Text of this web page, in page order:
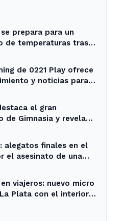
prepara para un
de temperaturas tras
de 0221 Play ofrece
y noticias para
el gran
de Gimnasia y revela
alegatos finales en el
el asesinato de una
viajeros: nuevo micro
Plata con el interior